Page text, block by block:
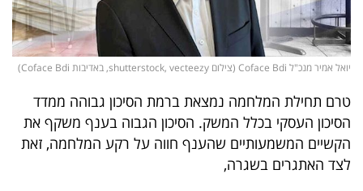
ופרסום
משפט
ומחקרים
דעות
יואל אמיר מנכ"ל Coface Bdi (צילום shutterstock, vecteezy, באדיבות Coface Bdi)
טרם תחילת המלחמה נמצאת ברמת הסיכון גבוהה ממדד
הסיכון העסקי בכלל המשק. הסיכון הגבוה בענף משקף את
הקשיים המשמעותיים שהענף חווה על רקע המלחמה, זאת
לצד האתגרים בשגרה,